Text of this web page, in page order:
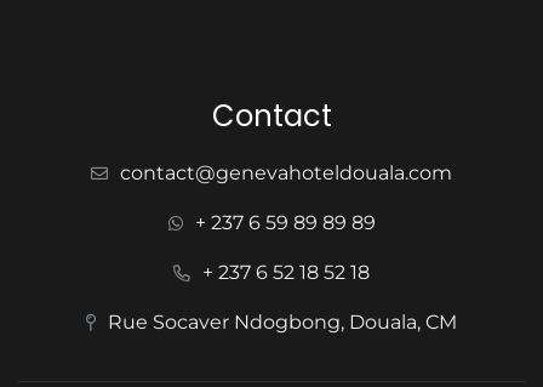
Contact
contact@genevahoteldouala.com
+ 237 6 59 89 89 89
+ 237 6 52 18 52 18
Rue Socaver Ndogbong, Douala, CM